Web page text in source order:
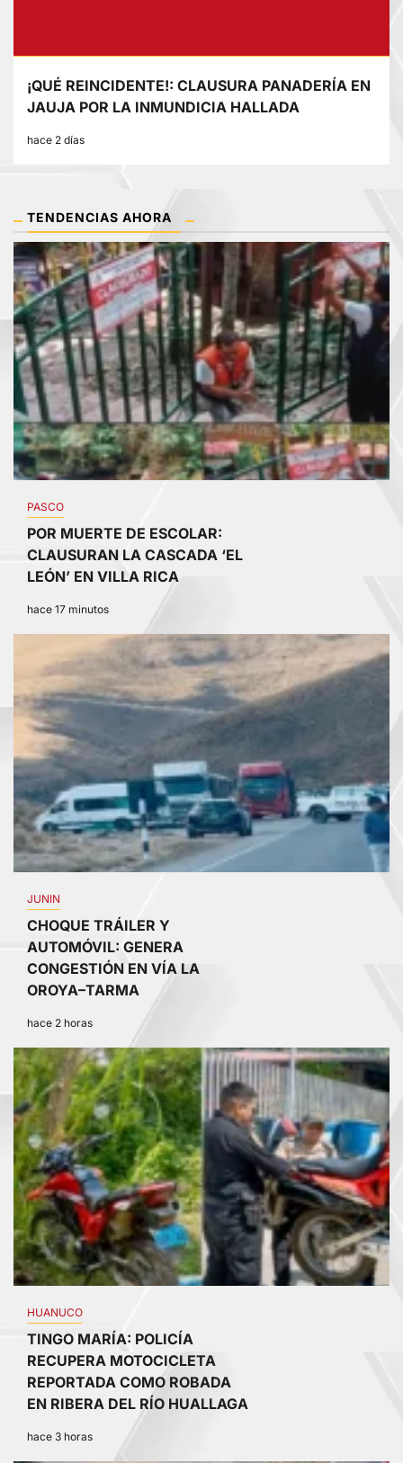
¡QUÉ REINCIDENTE!: CLAUSURA PANADERÍA EN
JAUJA POR LA INMUNDICIA HALLADA
hace 2 días
TENDENCIAS AHORA
1
PASCO
POR MUERTE DE ESCOLAR:
CLAUSURAN LA CASCADA ‘EL
LEÓN’ EN VILLA RICA
hace 17 minutos
JUNIN
CHOQUE TRÁILER Y
AUTOMÓVIL: GENERA
CONGESTIÓN EN VÍA LA
OROYA–TARMA
hace 2 horas
3
HUANUCO
TINGO MARÍA: POLICÍA
RECUPERA MOTOCICLETA
REPORTADA COMO ROBADA
EN RIBERA DEL RÍO HUALLAGA
hace 3 horas